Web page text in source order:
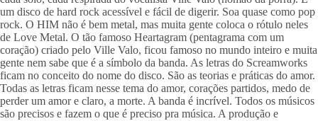
um disco de hard rock acessível e fácil de digerir. Soa quase como pop
rock. O HIM não é bem metal, mas muita gente coloca o rótulo neles
de Love Metal. O tão famoso Heartagram (pentagrama com um
coração) criado pelo Ville Valo, ficou famoso no mundo inteiro e muita
gente nem sabe que é a símbolo da banda. As letras do Screamworks
ficam no conceito do nome do disco. São as teorias e práticas do amor.
Todas as letras ficam nesse tema do amor, corações partidos, medo de
perder um amor e claro, a morte. A banda é incrível. Todos os músicos
são precisos e fazem o que é preciso pra música. A produção e